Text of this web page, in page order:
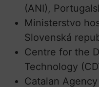
(ANI),
Ministerstvo
Slovenská
Centre for the
Technology
Catalan